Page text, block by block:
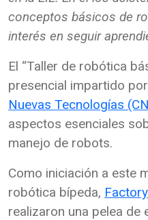
conceptos básicos de
interés en seguir
El “Taller de robótica
presencial impartido
Nuevas Tecnologías
aspectos esenciales
manejo de robots.
Como iniciación a este
robótica bípeda,
realizaron una pelea de